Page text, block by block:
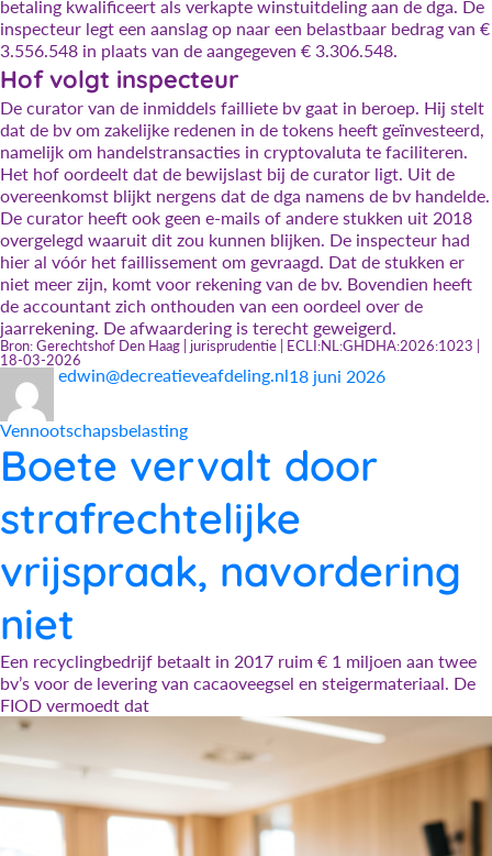
betaling kwalificeert als verkapte winstuitdeling aan de dga. De
inspecteur legt een aanslag op naar een belastbaar bedrag van €
3.556.548 in plaats van de aangegeven € 3.306.548.
Hof volgt inspecteur
De curator van de inmiddels failliete bv gaat in beroep. Hij stelt
dat de bv om zakelijke redenen in de tokens heeft geïnvesteerd,
namelijk om handelstransacties in cryptovaluta te faciliteren.
Het hof oordeelt dat de bewijslast bij de curator ligt. Uit de
overeenkomst blijkt nergens dat de dga namens de bv handelde.
De curator heeft ook geen e-mails of andere stukken uit 2018
overgelegd waaruit dit zou kunnen blijken. De inspecteur had
hier al vóór het faillissement om gevraagd. Dat de stukken er
niet meer zijn, komt voor rekening van de bv. Bovendien heeft
de accountant zich onthouden van een oordeel over de
jaarrekening. De afwaardering is terecht geweigerd.
Bron: Gerechtshof Den Haag | jurisprudentie | ECLI:NL:GHDHA:2026:1023 |
18-03-2026
Auteur
edwin@decreatieveafdeling.nlGeplaatst
18 juni 2026Categorieën
Vennootschapsbelasting
Boete vervalt door
strafrechtelijke
vrijspraak, navordering
niet
Een recyclingbedrijf betaalt in 2017 ruim € 1 miljoen aan twee
bv’s voor de levering van cacaoveegsel en steigermateriaal. De
FIOD vermoedt dat